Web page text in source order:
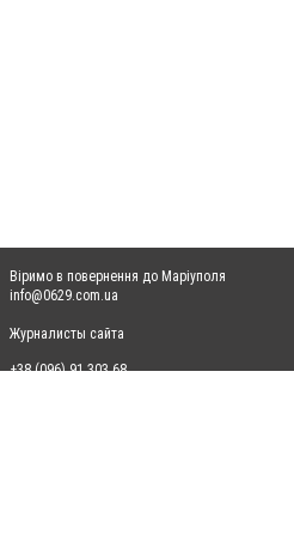
Віримо в повернення до Маріуполя
info@0629.com.ua
Журналисты сайта
+38 (096) 91 303 68